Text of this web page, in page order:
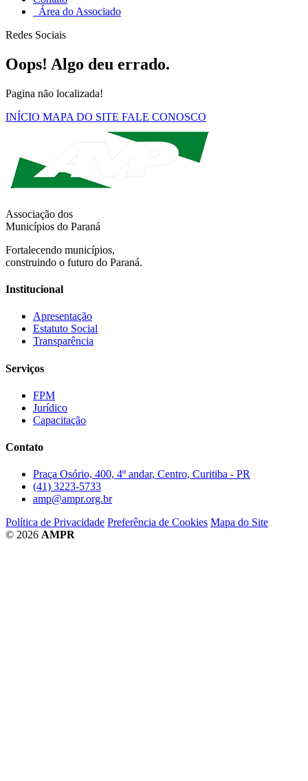
Área do Associado
Redes Sociais
Oops! Algo deu errado.
Pagina não localizada!
INÍCIO MAPA DO SITE FALE CONOSCO
Associação dos
Municípios do Paraná
Fortalecendo municípios,
construindo o futuro do Paraná.
Institucional
Apresentação
Estatuto Social
Transparência
Serviços
FPM
Jurídico
Capacitação
Contato
Praça Osório, 400, 4º andar, Centro, Curitiba - PR
(41) 3223-5733
amp@ampr.org.br
Política de Privacidade Preferência de Cookies Mapa do Site
© 2026 AMPR